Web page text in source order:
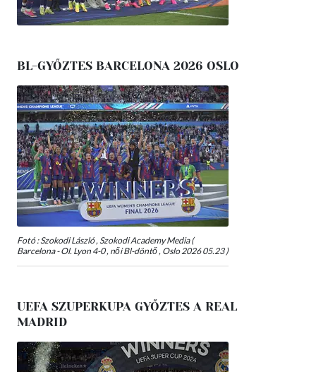
BL-GYŐZTES BARCELONA 2026 OSLO
Fotó : Szokodi László , Szokodi Academy Media (
Barcelona - Ol. Lyon 4-0 , női Bl-döntő , Oslo 2026 05.23 )
UEFA SZUPERKUPA GYŐZTES A REAL
MADRID